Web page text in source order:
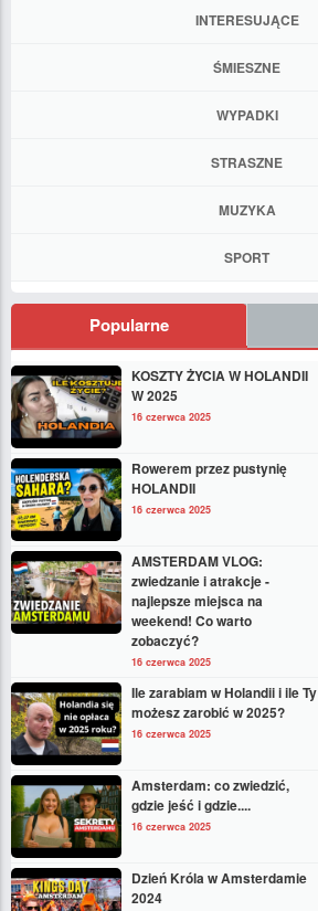
INTERESUJĄCE
ŚMIESZNE
WYPADKI
STRASZNE
MUZYKA
SPORT
Popularne
KOSZTY ŻYCIA W HOLANDII
W 2025
16 czerwca 2025
Rowerem przez pustynię
HOLANDII
16 czerwca 2025
AMSTERDAM VLOG:
zwiedzanie i atrakcje -
najlepsze miejsca na
weekend! Co warto
zobaczyć?
16 czerwca 2025
Ile zarabiam w Holandii i ile Ty
możesz zarobić w 2025?
16 czerwca 2025
Amsterdam: co zwiedzić,
gdzie jeść i gdzie....
16 czerwca 2025
Dzień Króla w Amsterdamie
2024